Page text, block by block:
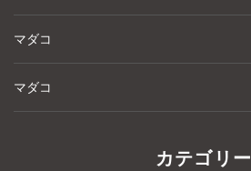
マダコ
マダコ
カテゴリー